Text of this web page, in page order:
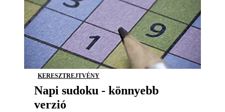
KERESZTREJTVÉNY
Napi sudoku - könnyebb
verzió